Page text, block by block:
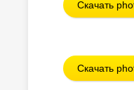
Скачать
Скачать